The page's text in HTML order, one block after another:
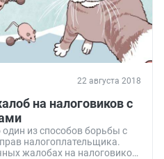
22 августа 2018
на налоговиков с
из способов борьбы с
налогоплательщика.
жалобах на налоговиков,